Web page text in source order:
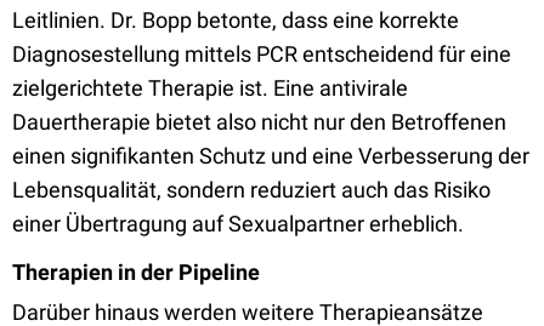
Leitlinien. Dr. Bopp betonte, dass eine korrekte
Diagnosestellung mittels PCR entscheidend für eine
zielgerichtete Therapie ist. Eine antivirale
Dauertherapie bietet also nicht nur den Betroffenen
einen signifikanten Schutz und eine Verbesserung der
Lebensqualität, sondern reduziert auch das Risiko
einer Übertragung auf Sexualpartner erheblich.
Therapien in der Pipeline
Darüber hinaus werden weitere Therapieansätze